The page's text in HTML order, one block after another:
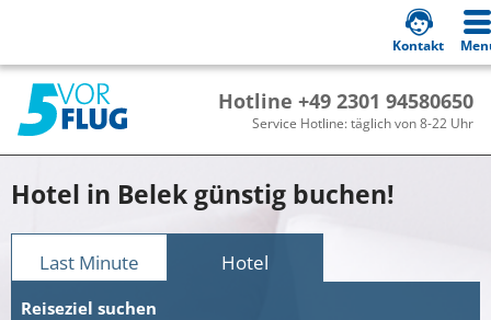
Hotline +49 2301 94580650
Service Hotline: täglich von 8-22 Uhr
Kontakt
Hotel in Belek günstig buchen!
Last Minute Hotel
Reiseziel suchen